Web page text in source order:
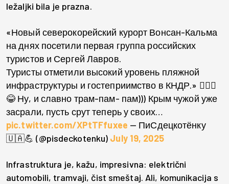
ležaljki bila je prazna.
«Новый северокорейский курорт Вонсан-Кальма
на днях посетили первая группа российских
туристов и Сергей Лавров.
Туристы отметили высокий уровень пляжной
инфраструктуры и гостеприимство в КНДР.» 🤦🏻‍♀️
😂 Ну, и славно трам-пам- пам))) Крым чужой уже
засрали, пусть срут теперь у своих…
pic.twitter.com/XPtTFfuxee — ПиСдецкотёнку
🇺🇦💪 (@pisdeckotenku) July 19, 2025
Infrastruktura je, kažu, impresivna: električni
automobili, tramvaji, čist smeštaj. Ali, komunikacija s